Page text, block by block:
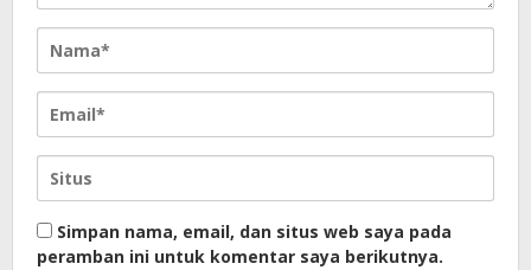
Simpan nama, email, dan situs web saya pada
peramban ini untuk komentar saya berikutnya.